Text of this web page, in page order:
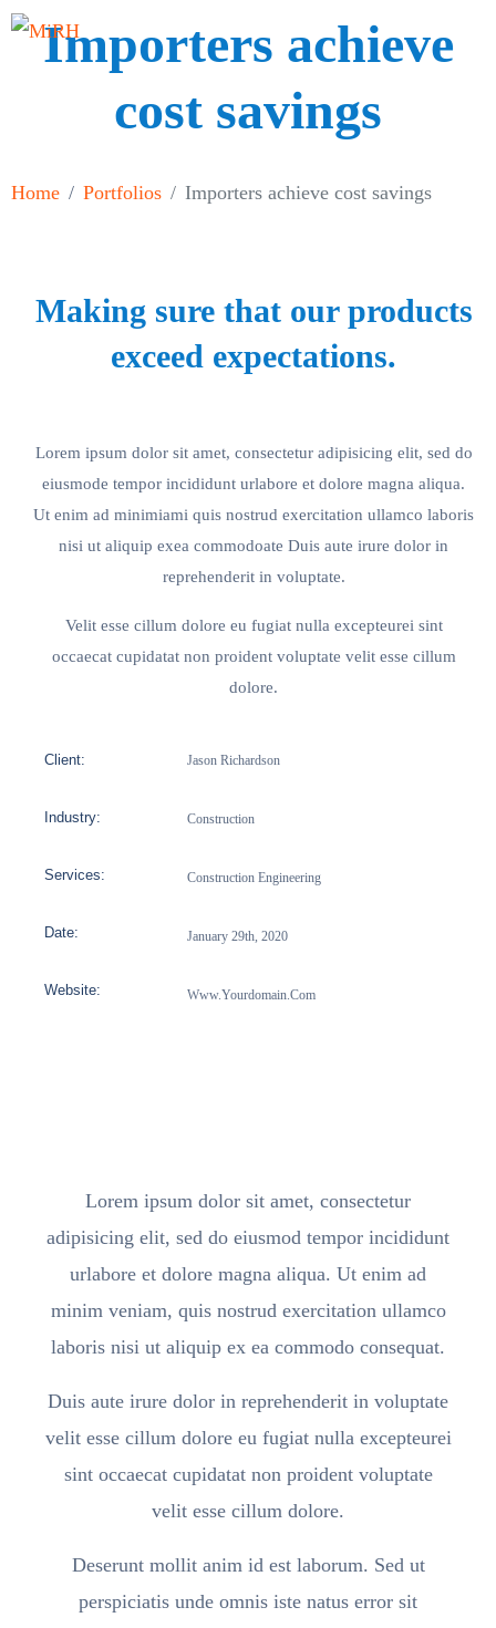
Importers achieve
cost savings
Home Portfolios Importers achieve cost savings
Making sure that our products
exceed expectations.
Lorem ipsum dolor sit amet, consectetur adipisicing elit, sed do
eiusmode tempor incididunt urlabore et dolore magna aliqua.
Ut enim ad minimiami quis nostrud exercitation ullamco laboris
nisi ut aliquip exea commodoate Duis aute irure dolor in
reprehenderit in voluptate.
Velit esse cillum dolore eu fugiat nulla excepteurei sint
occaecat cupidatat non proident voluptate velit esse cillum
dolore.
Client:
Industry:
Services:
Date:
Website:
Jason Richardson
Construction
Construction Engineering
January 29th, 2020
Www.yourdomain.com
Lorem ipsum dolor sit amet, consectetur
adipisicing elit, sed do eiusmod tempor incididunt
urlabore et dolore magna aliqua. Ut enim ad
minim veniam, quis nostrud exercitation ullamco
laboris nisi ut aliquip ex ea commodo consequat.
Duis aute irure dolor in reprehenderit in voluptate
velit esse cillum dolore eu fugiat nulla excepteurei
sint occaecat cupidatat non proident voluptate
velit esse cillum dolore.
Deserunt mollit anim id est laborum. Sed ut
perspiciatis unde omnis iste natus error sit